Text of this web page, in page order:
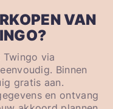
VAN
via
Binnen
gratis aan.
en ontvang